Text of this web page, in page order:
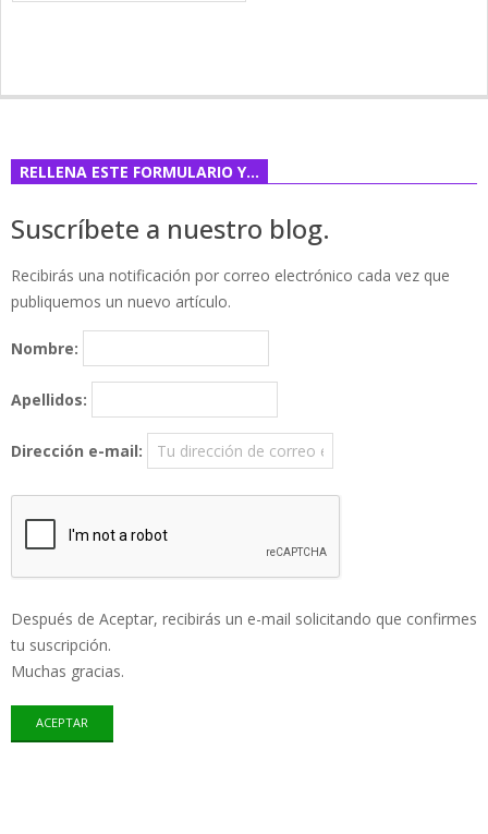
RELLENA ESTE FORMULARIO Y…
Suscríbete a nuestro blog.
Recibirás una notificación por correo electrónico cada vez que
publiquemos un nuevo artículo.
Nombre:
Apellidos:
Dirección e-mail:
Después de Aceptar, recibirás un e-mail solicitando que confirmes
tu suscripción.
Muchas gracias.